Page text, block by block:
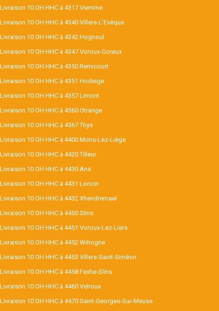
Livraison 10 OH HHC à 4317 Viemme
Livraison 10 OH HHC à 4340 Villers-L'Evêque
Livraison 10 OH HHC à 4342 Hognoul
Livraison 10 OH HHC à 4347 Voroux-Goreux
Livraison 10 OH HHC à 4350 Remicourt
Livraison 10 OH HHC à 4351 Hodeige
Livraison 10 OH HHC à 4357 Limont
Livraison 10 OH HHC à 4360 Otrange
Livraison 10 OH HHC à 4367 Thys
Livraison 10 OH HHC à 4400 Mons-Lez-Liège
Livraison 10 OH HHC à 4420 Tilleur
Livraison 10 OH HHC à 4430 Ans
Livraison 10 OH HHC à 4431 Loncin
Livraison 10 OH HHC à 4432 Xhendremael
Livraison 10 OH HHC à 4450 Slins
Livraison 10 OH HHC à 4451 Voroux-Lez-Liers
Livraison 10 OH HHC à 4452 Wihogne
Livraison 10 OH HHC à 4453 Villers-Saint-Siméon
Livraison 10 OH HHC à 4458 Fexhe-Slins
Livraison 10 OH HHC à 4460 Velroux
Livraison 10 OH HHC à 4470 Saint-Georges-Sur-Meuse